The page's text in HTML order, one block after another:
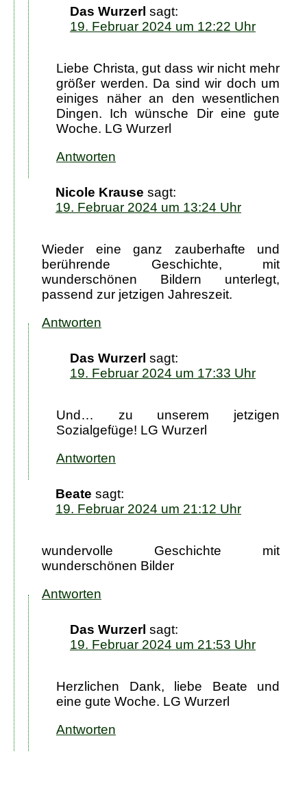
Das Wurzerl sagt:
19. Februar 2024 um 12:22 Uhr
Liebe Christa, gut dass wir nicht mehr
größer werden. Da sind wir doch um
einiges näher an den wesentlichen
Dingen. Ich wünsche Dir eine gute
Woche. LG Wurzerl
Antworten
Nicole Krause sagt:
19. Februar 2024 um 13:24 Uhr
Wieder eine ganz zauberhafte und
berührende Geschichte, mit
wunderschönen Bildern unterlegt,
passend zur jetzigen Jahreszeit.
Antworten
Das Wurzerl sagt:
19. Februar 2024 um 17:33 Uhr
Und… zu unserem jetzigen
Sozialgefüge! LG Wurzerl
Antworten
Beate sagt:
19. Februar 2024 um 21:12 Uhr
wundervolle Geschichte mit
wunderschönen Bilder
Antworten
Das Wurzerl sagt:
19. Februar 2024 um 21:53 Uhr
Herzlichen Dank, liebe Beate und
eine gute Woche. LG Wurzerl
Antworten